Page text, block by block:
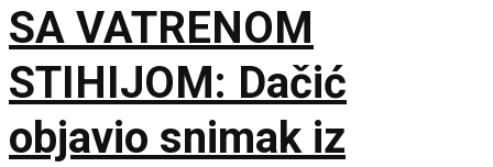
SA VATRENOM
STIHIJOM: Dačić
objavio snimak iz